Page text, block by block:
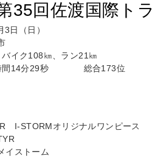
35回佐渡国際ト
日（日）
イク108㎞、ラン21㎞
間14分29秒 総合173位
I-STORMオリジナルワンピース
イストーム